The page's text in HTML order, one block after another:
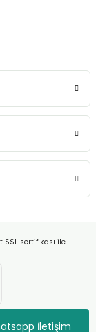
İletişim
SSL sertifikası ile